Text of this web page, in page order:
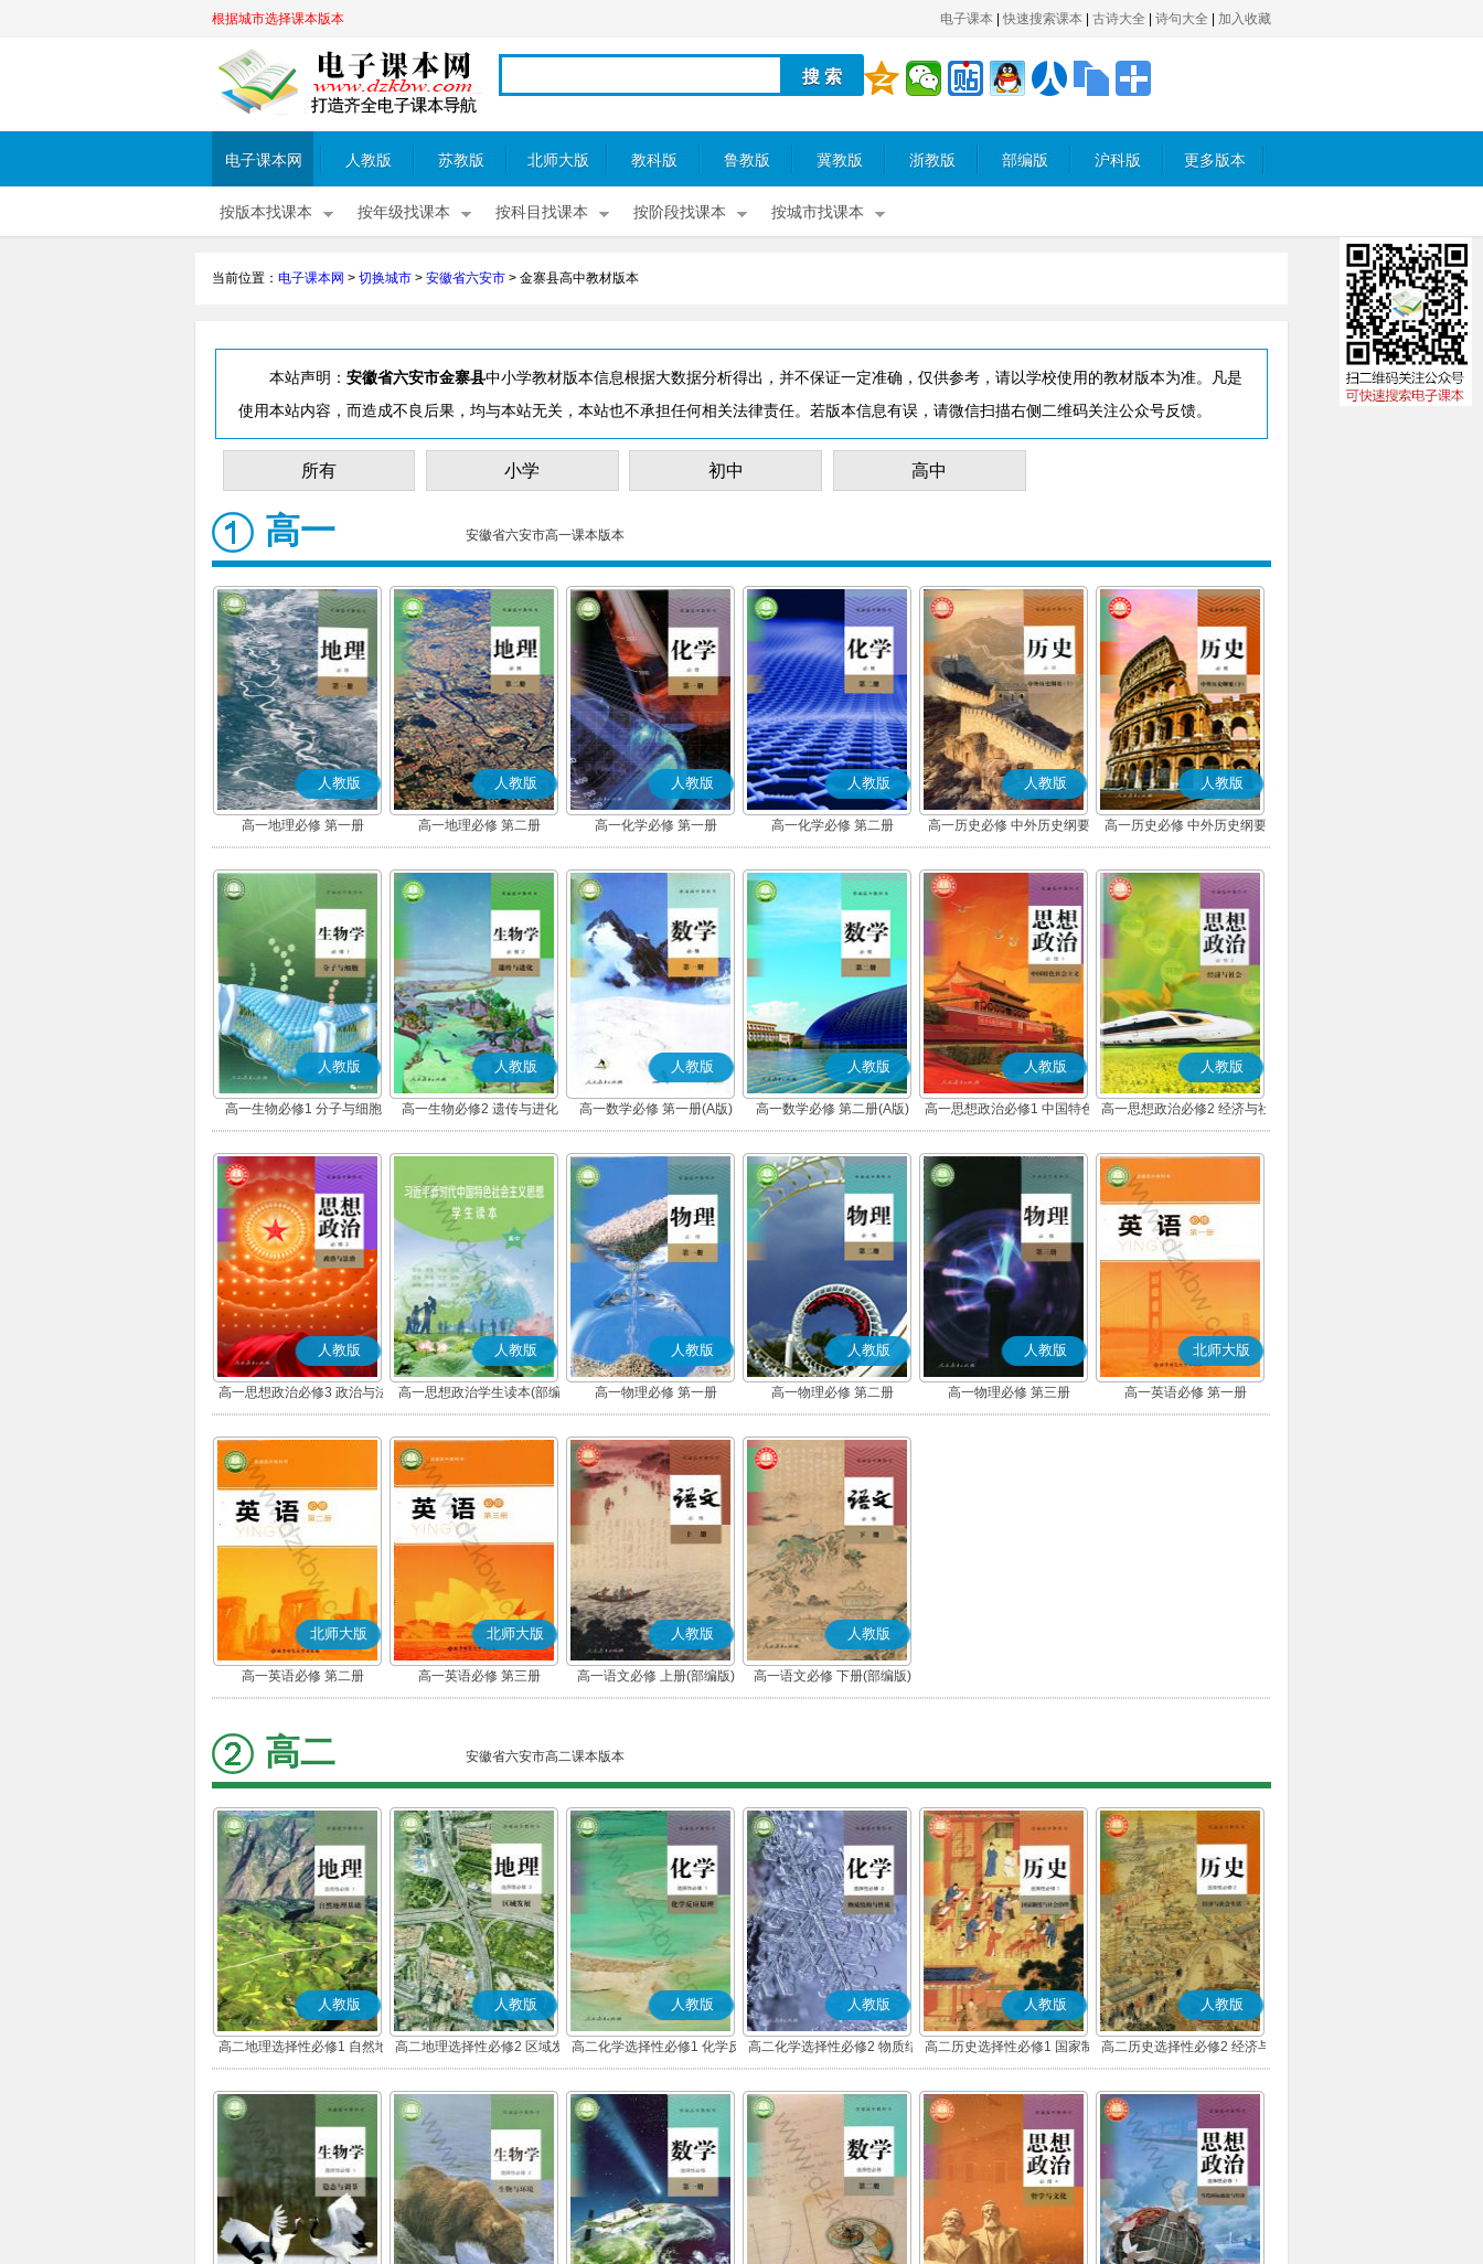
根据城市选择课本版本 电子课本 快速搜索课本 古诗大全 诗句大全 加入收藏
电子课本网 人教版 苏教版 北师大版 教科版 鲁教版 冀教版 浙教版 部编版 沪科版 更多版本
按版本找课本 按年级找课本 按科目找课本 按阶段找课本 按城市找课本
当前位置： 电子课本网 > 切换城市 > 安徽省六安市 > 金寨县高中教材版本
本站声明： 安徽省六安市金寨县中小学教材版本信息根据大数据分析得出，并不保证一定准确，仅供参考，请以学校使用的教材版本为准。凡是
使用本站内容，而造成不良后果，均与本站无关，本站也不承担任何相关法律责任。若版本信息有误，请微信扫描右侧二维码关注公众号反馈。
所有 小学 初中 高中
高一 安徽省六安市高一课本版本
人教版
高一地理必修 第一册
人教版
高一地理必修 第二册
人教版
高一化学必修 第一册
人教版
高一化学必修 第二册
人教版
高一历史必修 中外历史纲要
(上)(部编版)
人教版
高一历史必修 中外历史纲要
(下)(部编版)
人教版
高一生物必修1 分子与细胞
人教版
高一生物必修2 遗传与进化
人教版
高一数学必修 第一册(A版)
人教版
高一数学必修 第二册(A版)
人教版
高一思想政治必修1 中国特色
社会主义(部编版)
人教版
高一思想政治必修2 经济与社
会(部编版)
人教版
高一思想政治必修3 政治与法
治(部编版)
人教版
高一思想政治学生读本(部编
版)
人教版
高一物理必修 第一册
人教版
高一物理必修 第二册
人教版
高一物理必修 第三册
北师大版
高一英语必修 第一册
北师大版
高一英语必修 第二册
北师大版
高一英语必修 第三册
人教版
高一语文必修 上册(部编版)
人教版
高一语文必修 下册(部编版)
高二 安徽省六安市高二课本版本
人教版
高二地理选择性必修1 自然地
理基础
人教版
高二地理选择性必修2 区域发
展
人教版
高二化学选择性必修1 化学反
应原理
人教版
高二化学选择性必修2 物质结
构与性质
人教版
高二历史选择性必修1 国家制
度与社会治理(部编版)
人教版
高二历史选择性必修2 经济与
社会生活(部编版)